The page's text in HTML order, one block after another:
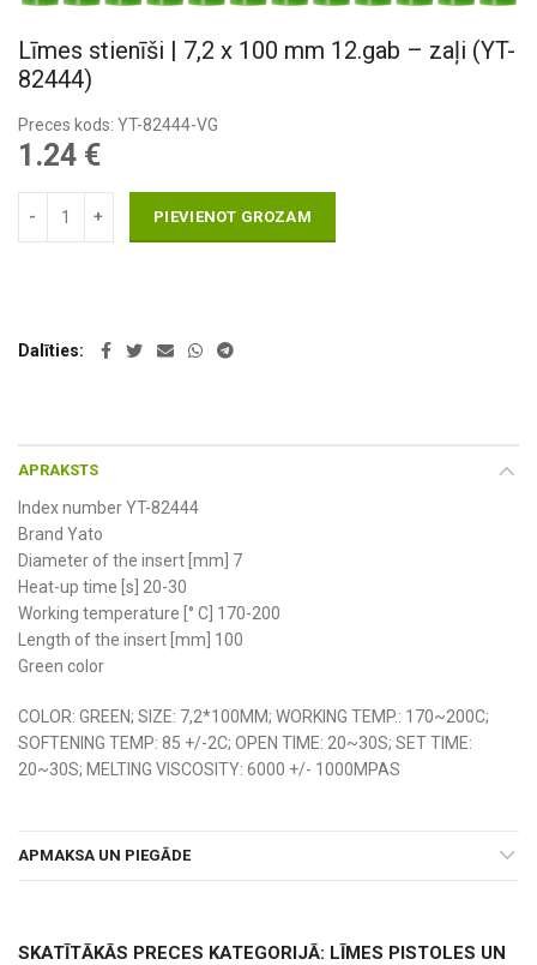
Līmes stienīši | 7,2 x 100 mm 12.gab – zaļi (YT-
82444)
Preces kods: YT-82444-VG
1.24 €
PIEVIENOT GROZAM
Dalīties
APRAKSTS
Index number YT-82444
Brand Yato
Diameter of the insert [mm] 7
Heat-up time [s] 20-30
Working temperature [° C] 170-200
Length of the insert [mm] 100
Green color
COLOR: GREEN; SIZE: 7,2*100MM; WORKING TEMP.: 170~200C;
SOFTENING TEMP: 85 +/-2C; OPEN TIME: 20~30S; SET TIME:
20~30S; MELTING VISCOSITY: 6000 +/- 1000MPAS
APMAKSA UN PIEGĀDE
SKATĪTĀKĀS PRECES KATEGORIJĀ: LĪMES PISTOLES UN